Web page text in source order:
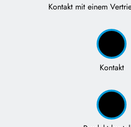
Kontakt mit einem
Kontakt